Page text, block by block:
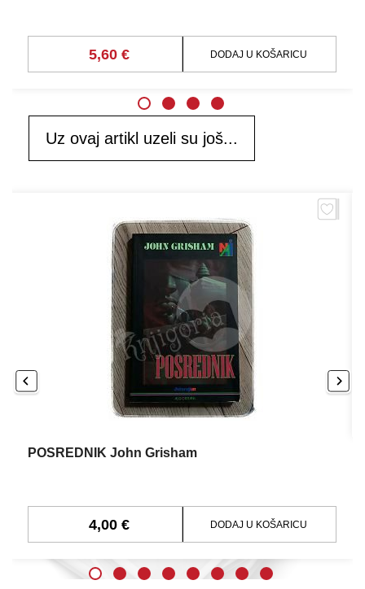
5,60 € DODAJ U KOŠARICU
Uz ovaj artikl uzeli su još...
POSREDNIK John Grisham
4,00 € DODAJ U KOŠARICU